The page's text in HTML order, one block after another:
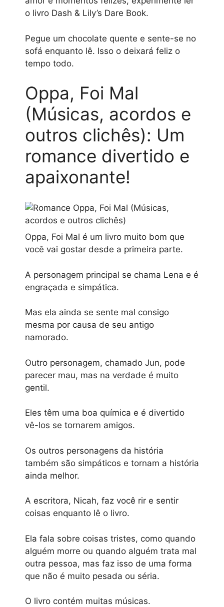
o livro Dash & Lily’s Dare Book.
Pegue um chocolate quente e sente-se no
sofá enquanto lê. Isso o deixará feliz o
tempo todo.
Oppa, Foi Mal
(Músicas, acordos e
outros clichês): Um
romance divertido e
apaixonante!
Oppa, Foi Mal é um livro muito bom que
você vai gostar desde a primeira parte.
A personagem principal se chama Lena e é
engraçada e simpática.
Mas ela ainda se sente mal consigo
mesma por causa de seu antigo
namorado.
Outro personagem, chamado Jun, pode
parecer mau, mas na verdade é muito
gentil.
Eles têm uma boa química e é divertido
vê-los se tornarem amigos.
Os outros personagens da história
também são simpáticos e tornam a história
ainda melhor.
A escritora, Nicah, faz você rir e sentir
coisas enquanto lê o livro.
Ela fala sobre coisas tristes, como quando
alguém morre ou quando alguém trata mal
outra pessoa, mas faz isso de uma forma
que não é muito pesada ou séria.
O livro contém muitas músicas.